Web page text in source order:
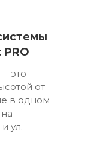
это
от
в одном
ул.